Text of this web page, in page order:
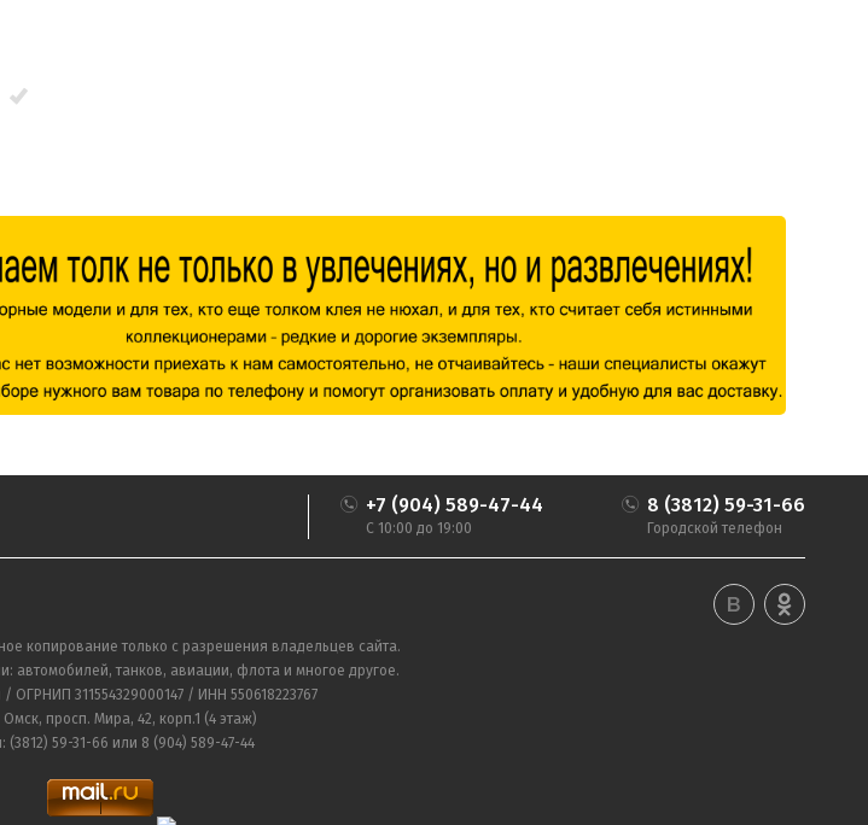
+7 (904) 589-47-44
С 10:00 до 19:00
8 (3812) 59-31-66
Городской телефон
копирование только с разрешения владельцев сайта.
автомобилей, танков, авиации, флота и многое другое.
ОГРНИП 311554329000147 / ИНН 550618223767
просп. Мира, 42, корп.1 (4 этаж)
(3812) 59-31-66 или 8 (904) 589-47-44